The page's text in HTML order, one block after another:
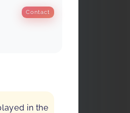
Contact
in the